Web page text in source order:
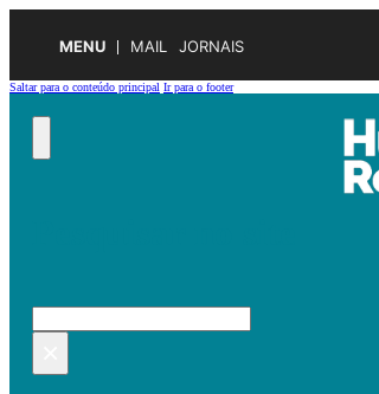
MENU MAIL JORNAIS
Saltar para o conteúdo principal Ir para o footer
Pesquisar